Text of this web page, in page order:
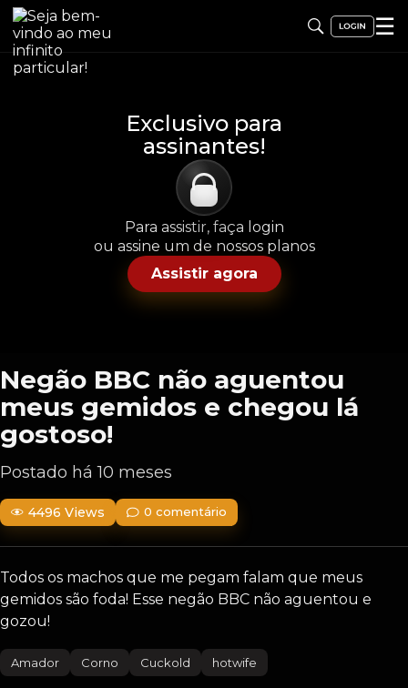
☰
Exclusivo para
assinantes!
Para assistir, faça login
ou assine um de nossos planos
Assistir agora
Negão BBC não aguentou
meus gemidos e chegou lá
gostoso!
Postado há 10 meses
4496 Views 0 comentário
Todos os machos que me pegam falam que meus
gemidos são foda! Esse negão BBC não aguentou e
gozou!
Amador Corno Cuckold hotwife